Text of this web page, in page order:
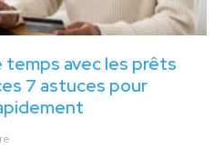
temps avec les prêts
7 astuces pour